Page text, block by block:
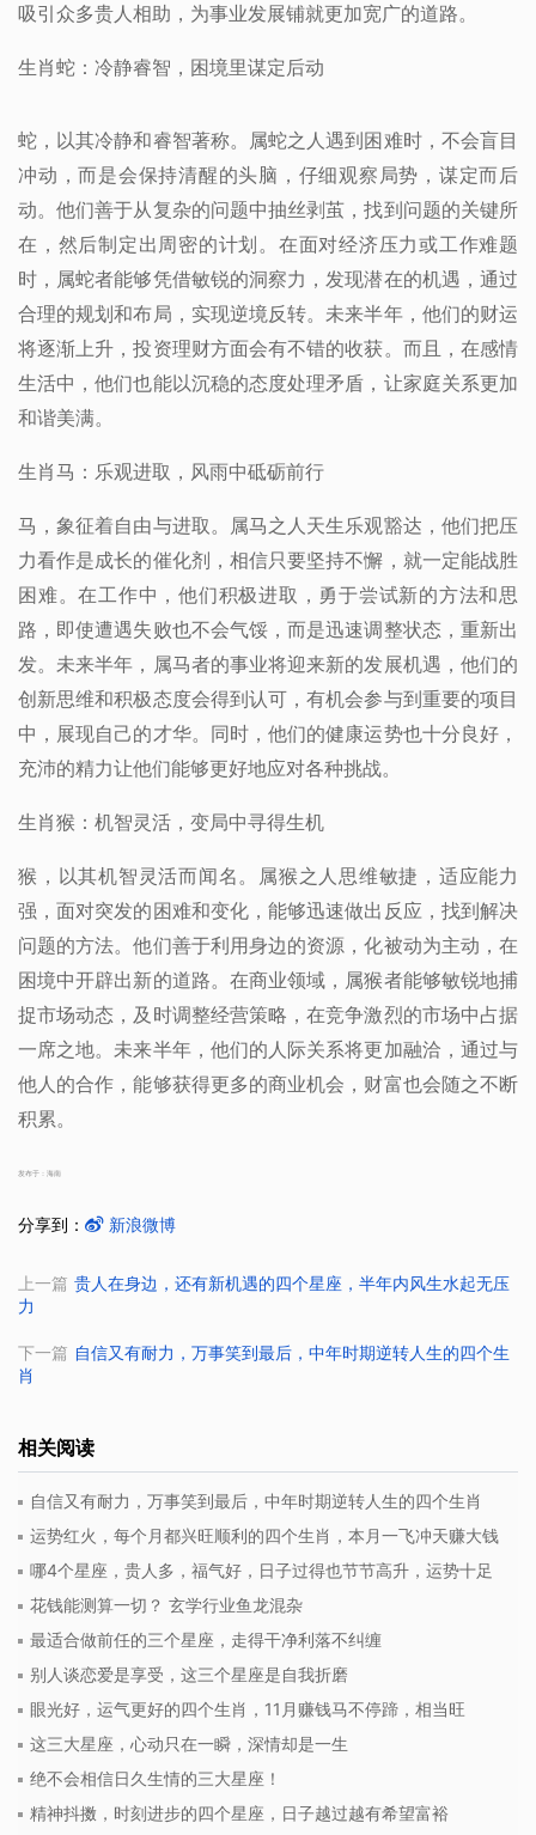
吸引众多贵人相助，为事业发展铺就更加宽广的道路。
生肖蛇：冷静睿智，困境里谋定后动
蛇，以其冷静和睿智著称。属蛇之人遇到困难时，不会盲目
冲动，而是会保持清醒的头脑，仔细观察局势，谋定而后
动。他们善于从复杂的问题中抽丝剥茧，找到问题的关键所
在，然后制定出周密的计划。在面对经济压力或工作难题
时，属蛇者能够凭借敏锐的洞察力，发现潜在的机遇，通过
合理的规划和布局，实现逆境反转。未来半年，他们的财运
将逐渐上升，投资理财方面会有不错的收获。而且，在感情
生活中，他们也能以沉稳的态度处理矛盾，让家庭关系更加
和谐美满。
生肖马：乐观进取，风雨中砥砺前行
马，象征着自由与进取。属马之人天生乐观豁达，他们把压
力看作是成长的催化剂，相信只要坚持不懈，就一定能战胜
困难。在工作中，他们积极进取，勇于尝试新的方法和思
路，即使遭遇失败也不会气馁，而是迅速调整状态，重新出
发。未来半年，属马者的事业将迎来新的发展机遇，他们的
创新思维和积极态度会得到认可，有机会参与到重要的项目
中，展现自己的才华。同时，他们的健康运势也十分良好，
充沛的精力让他们能够更好地应对各种挑战。
生肖猴：机智灵活，变局中寻得生机
猴，以其机智灵活而闻名。属猴之人思维敏捷，适应能力
强，面对突发的困难和变化，能够迅速做出反应，找到解决
问题的方法。他们善于利用身边的资源，化被动为主动，在
困境中开辟出新的道路。在商业领域，属猴者能够敏锐地捕
捉市场动态，及时调整经营策略，在竞争激烈的市场中占据
一席之地。未来半年，他们的人际关系将更加融洽，通过与
他人的合作，能够获得更多的商业机会，财富也会随之不断
积累。
发布于：海南
分享到： 新浪微博
上一篇 贵人在身边，还有新机遇的四个星座，半年内风生水起无压
力
下一篇 自信又有耐力，万事笑到最后，中年时期逆转人生的四个生
肖
相关阅读
自信又有耐力，万事笑到最后，中年时期逆转人生的四个生肖
运势红火，每个月都兴旺顺利的四个生肖，本月一飞冲天赚大钱
哪4个星座，贵人多，福气好，日子过得也节节高升，运势十足
花钱能测算一切？ 玄学行业鱼龙混杂
最适合做前任的三个星座，走得干净利落不纠缠
别人谈恋爱是享受，这三个星座是自我折磨
眼光好，运气更好的四个生肖，11月赚钱马不停蹄，相当旺
这三大星座，心动只在一瞬，深情却是一生
绝不会相信日久生情的三大星座！
精神抖擞，时刻进步的四个星座，日子越过越有希望富裕